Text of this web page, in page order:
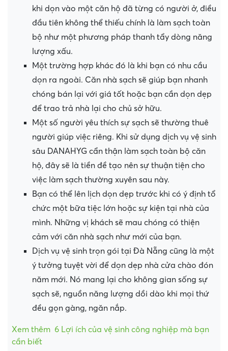
khi dọn vào một căn hộ đã từng có người ở, điều
đầu tiên không thể thiếu chính là làm sạch toàn
bộ như một phương pháp thanh tẩy dòng năng
lượng xấu.
Một trường hợp khác đó là khi bạn có nhu cầu
dọn ra ngoài. Căn nhà sạch sẽ giúp bạn nhanh
chóng bán lại với giá tốt hoặc bạn cần dọn dẹp
để trao trả nhà lại cho chủ sở hữu.
Một số người yêu thích sự sạch sẽ thường thuê
người giúp việc riêng. Khi sử dụng dịch vụ vệ sinh
sâu DANAHYG cẩn thận làm sạch toàn bộ căn
hộ, đây sẽ là tiền đề tạo nên sự thuận tiện cho
việc làm sạch thường xuyên sau này.
Bạn có thể lên lịch dọn dẹp trước khi có ý định tổ
chức một bữa tiệc lớn hoặc sự kiện tại nhà của
mình. Những vị khách sẽ mau chóng có thiện
cảm với căn nhà sạch như mới của bạn.
Dịch vụ vệ sinh trọn gói tại Đà Nẵng cũng là một
ý tưởng tuyệt vời để dọn dẹp nhà cửa chào đón
năm mới. Nó mang lại cho không gian sống sự
sạch sẽ, nguồn năng lượng dồi dào khi mọi thứ
đều gọn gàng, ngăn nắp.
Xem thêm 6 Lợi ích của vệ sinh công nghiệp mà bạn
cần biết